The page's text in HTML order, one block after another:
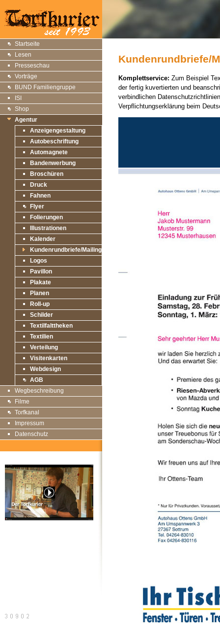
Startseite
Lesen
Presseschau
Vorträge
BUND Familiengruppe
ISI
Shop
Agentur
Anzeigengestaltung
Autobeschriftung
Automagnete
Bandenwerbung
Broschüren
Druck
Fahnen
Flyer
Folierungen
Illustrationen
Kalender
Kundenrundbriefe/Mailings
Logos
Pavillon
Plakate
Planen
Roll-up
Schilder
Textilfalttheken
Textilien
Verteilung
Visitenkarten
Webdesign
AGB
Wegbeschreibung
Filme
Torfkanal
Impressum
Datenschutz
Kundenrundbriefe/
Komplettservice: Zum Beispiel
der fertig kuvertierten und
verbindlichen
Verpflichtungserklärung beim